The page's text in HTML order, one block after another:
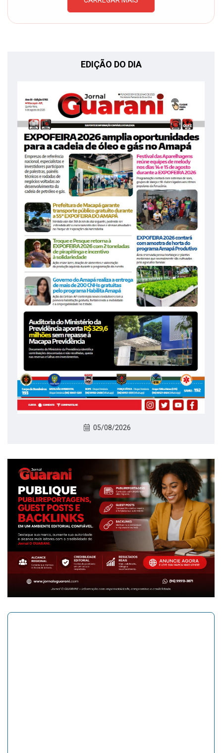
EDIÇÃO DO DIA
05/08/2026